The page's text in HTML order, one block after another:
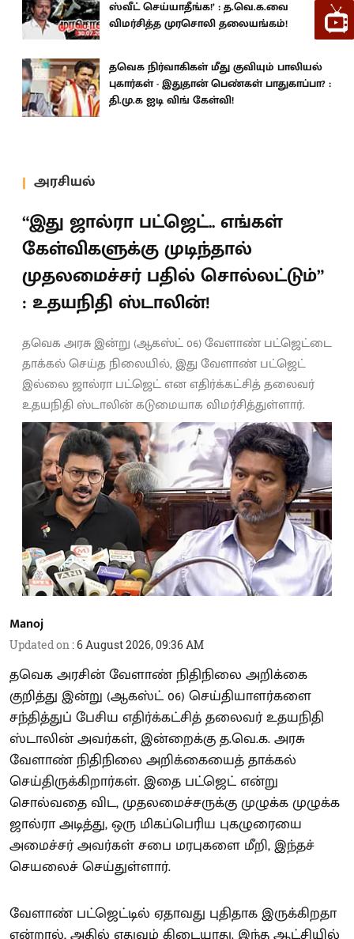
ஸ்வீட் செய்யாதீங்க!’ : த.வெ.க.வை
விமர்சித்த முரசொலி தலையங்கம்!
தவெக நிர்வாகிகள் மீது குவியும் பாலியல்
புகார்கள் - இதுதான் பெண்கள் பாதுகாப்பா? :
தி.மு.க ஐடி விங் கேள்வி!
அரசியல்
“இது ஜால்ரா பட்ஜெட்.. எங்கள்
கேள்விகளுக்கு முடிந்தால்
முதலமைச்சர் பதில் சொல்லட்டும்”
: உதயநிதி ஸ்டாலின்!
தவெக அரசு இன்று (ஆகஸ்ட் 06) வேளாண் பட்ஜெட்டை
தாக்கல் செய்த நிலையில், இது வேளாண் பட்ஜெட்
இல்லை ஜால்ரா பட்ஜெட் என எதிர்க்கட்சித் தலைவர்
உதயநிதி ஸ்டாலின் கடுமையாக விமர்சித்துள்ளார்.
Manoj
Updated on :6 August 2026, 09:36 AM
தவெக அரசின் வேளாண் நிதிநிலை அறிக்கை
குறித்து இன்று (ஆகஸ்ட் 06) செய்தியாளர்களை
சந்தித்துப் பேசிய எதிர்க்கட்சித் தலைவர் உதயநிதி
ஸ்டாலின் அவர்கள், இன்றைக்கு த.வெ.க. அரசு
வேளாண் நிதிநிலை அறிக்கையைத் தாக்கல்
செய்திருக்கிறார்கள். இதை பட்ஜெட் என்று
சொல்வதை விட, முதலமைச்சருக்கு முழுக்க முழுக்க
ஜால்ரா அடித்து, ஒரு மிகப்பெரிய புகழுரையை
அமைச்சர் அவர்கள் சபை மரபுகளை மீறி, இந்தச்
செயலைச் செய்துள்ளார்.
வேளாண் பட்ஜெட்டில் ஏதாவது புதிதாக இருக்கிறதா